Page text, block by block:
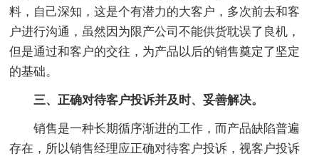
料，自己深知，这是个有潜力的大客户，多次前去和客
户进行沟通，虽然因为限产公司不能供货耽误了良机，
但是通过和客户的交往，为产品以后的销售奠定了坚定
的基础。
三、正确对待客户投诉并及时、妥善解决。
销售是一种长期循序渐进的工作，而产品缺陷普遍
存在，所以销售经理应正确对待客户投诉，视客户投诉